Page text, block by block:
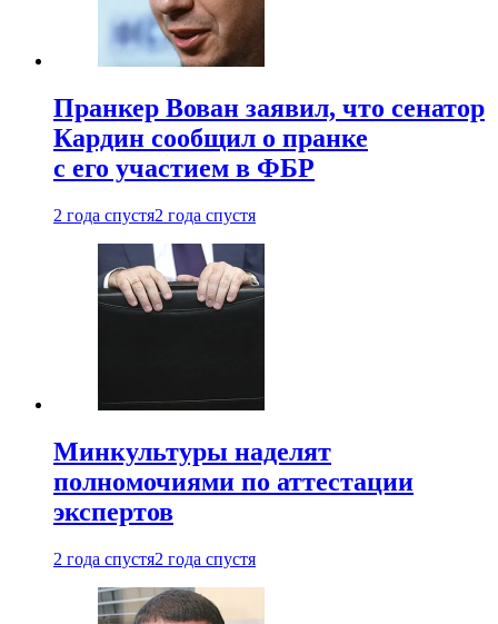
Пранкер Вован заявил, что сенатор
Кардин сообщил о пранке
с его участием в ФБР
2 года спустя2 года спустя
Минкультуры наделят
полномочиями по аттестации
экспертов
2 года спустя2 года спустя